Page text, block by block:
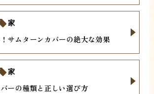
サムターンカバーの絶大な効果
家
ーの種類と正しい選び方
家